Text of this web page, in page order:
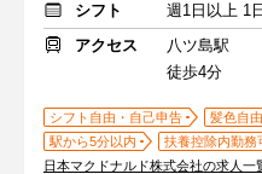
シフト
週1日以上 1
アクセス
八ツ島駅
徒歩4分
シフト自由・自己申告 髪色自由
駅から5分以内
扶養控除内勤務
日本マクドナルド株式会社の求人一